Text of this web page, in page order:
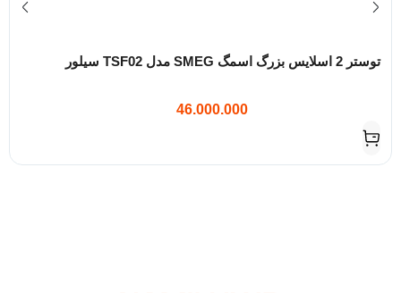
توستر 2 اسلایس بزرگ اسمگ SMEG مدل TSF02 سیلور
46.000.000